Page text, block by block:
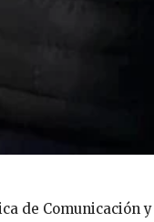
de Comunicación y